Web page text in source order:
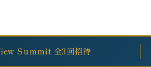
Summit 全3回招待